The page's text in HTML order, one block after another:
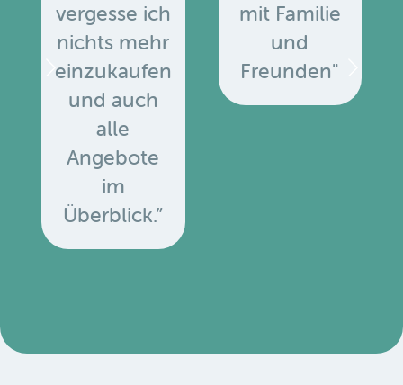
vergesse ich
nichts mehr
einzukaufen
und auch
alle
Angebote
im
Überblick.”
mit Familie
und
Freunden"